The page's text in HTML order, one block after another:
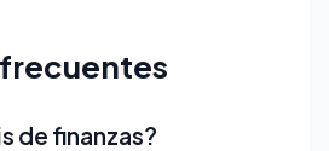
de finanzas?